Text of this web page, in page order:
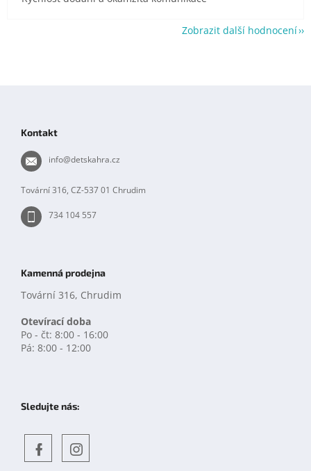
Zobrazit další hodnocení
Kontakt
info@detskahra.cz
Tovární 316, CZ-537 01 Chrudim
734 104 557
Kamenná prodejna
Tovární 316, Chrudim
Otevírací doba
Po - čt: 8:00 - 16:00
Pá: 8:00 - 12:00
Sledujte nás: